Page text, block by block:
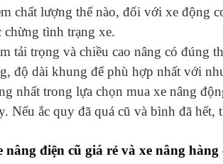
chất lượng thế nào, đối với xe động
chừng tình trạng xe.
tải trọng và chiều cao nâng có đúng
độ dài khung để phù hợp nhất với
nhất trong lựa chọn mua xe nâng
Nếu ắc quy đã quá cũ và bình đã
nâng điện cũ giá rẻ và xe nâng